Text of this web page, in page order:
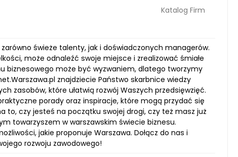
Katalog Firm
świeże talenty, jak i doświadczonych managerów.
może odnaleźć swoje miejsce i zrealizować śmiałe
biznesowego może być wyzwaniem, dlatego tworzymy
znajdziecie Państwo skarbnice wiedzy
zasobów, które ułatwią rozwój Waszych przedsięwzięć.
porady oraz inspiracje, które mogą przydać się
to, czy jesteś na początku swojej drogi, czy też masz już
towarzyszem w warszawskim świecie biznesu.
jakie proponuje Warszawa. Dołącz do nas i
rozwoju zawodowego!